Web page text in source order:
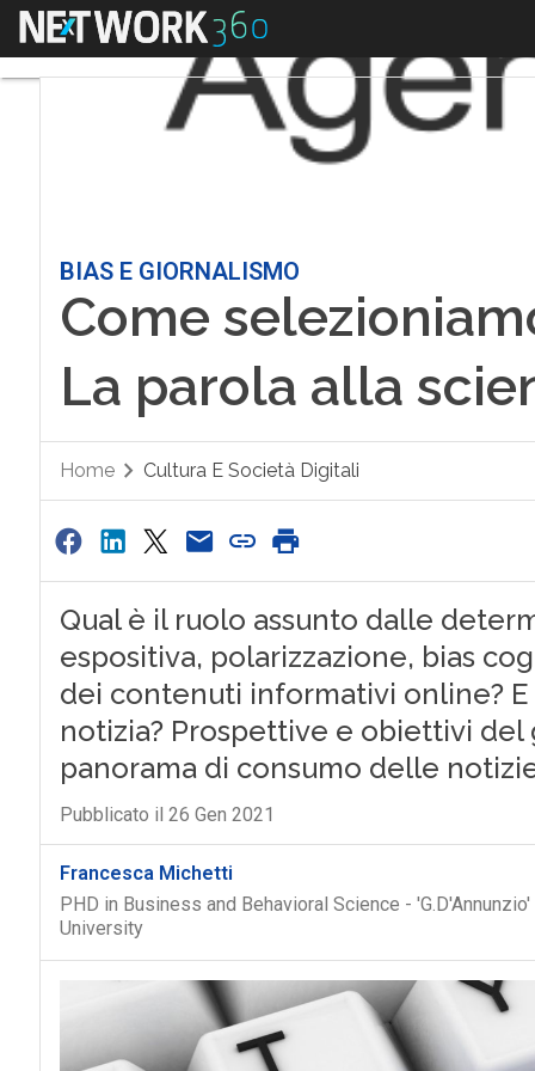
Menu
BIAS E GIORNALISMO
Come
La parola alla
Home Cultura E Società Digitali
Qual è il ruolo assunto dalle
espositiva, polarizzazione, bias
dei contenuti informativi online?
notizia? Prospettive e obiettivi
panorama di consumo delle
Pubblicato il 26 Gen 2021
Francesca Michetti
PHD in Business and Behavioral Science -
University